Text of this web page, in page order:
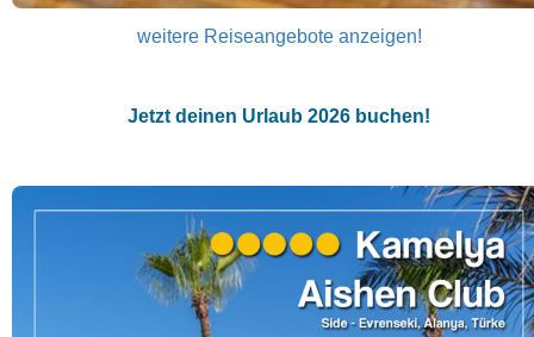
weitere Reiseangebote anzeigen!
Jetzt deinen Urlaub 2026 buchen!